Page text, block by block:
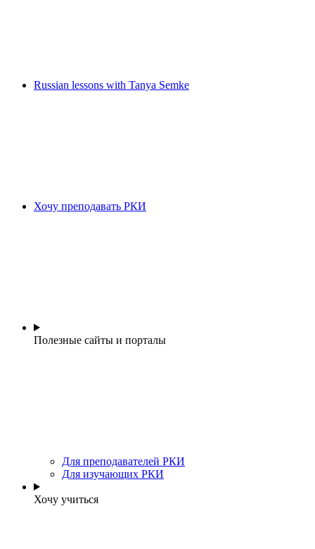
Russian lessons with Tanya Semke
Хочу преподавать РКИ
Полезные сайты и порталы
Для преподавателей РКИ
Для изучающих РКИ
Хочу учиться